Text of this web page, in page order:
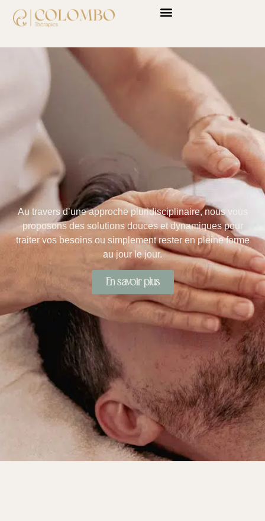
Au travers d’une approche pluridisciplinaire, nous vous
proposons des solutions douces et dynamiques pour
traiter vos besoins ou simplement rester en pleine forme
au jour le jour.
En savoir plus